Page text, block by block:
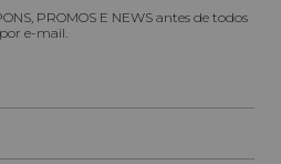
PROMOS E NEWS antes de todos
por e-mail.